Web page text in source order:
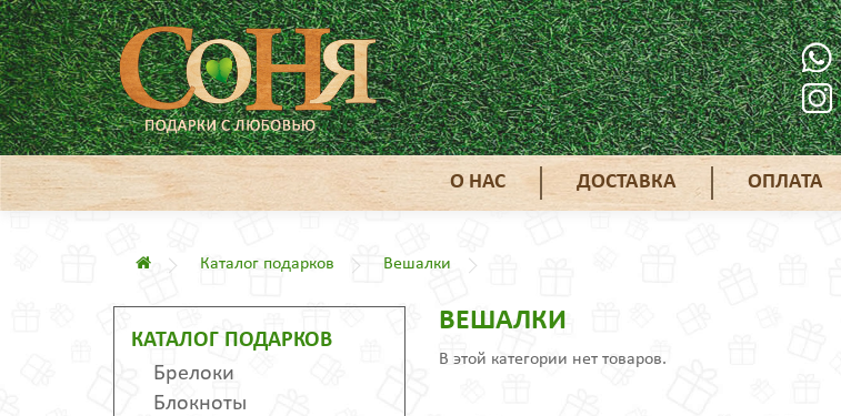
О НАС ДОСТАВКА ОПЛАТА
Каталог подарков Вешалки
КАТАЛОГ ПОДАРКОВ
Брелоки
Блокноты
ВЕШАЛКИ
В этой категории нет товаров.